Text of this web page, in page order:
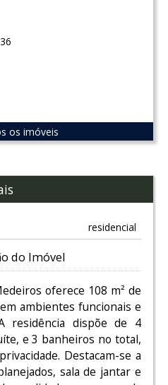
os imóveis
residencial
do Imóvel
oferece 108 m² de
ambientes funcionais e
residência dispõe de 4
e 3 banheiros no total,
Destacam-se a
sala de jantar e